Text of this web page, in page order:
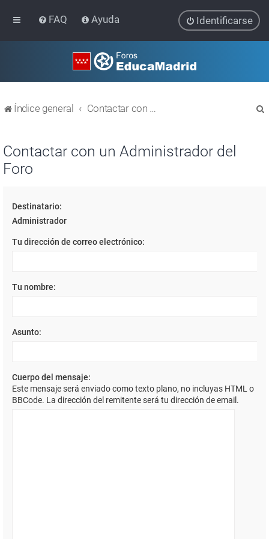
FAQ Ayuda Identificarse
Índice general Contactar con un Administrador del Foro
Contactar con un Administrador del
Foro
Destinatario:
Administrador
Tu dirección de correo electrónico:
Tu nombre:
Asunto:
Cuerpo del mensaje:
Este mensaje será enviado como texto plano, no incluyas HTML o
BBCode. La dirección del remitente será tu dirección de email.